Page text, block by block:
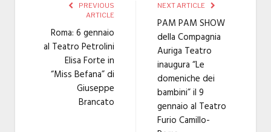
PREVIOUS
ARTICLE
Roma: 6 gennaio
al Teatro Petrolini
Elisa Forte in
“Miss Befana” di
Giuseppe
Brancato
NEXT ARTICLE
PAM PAM SHOW
della Compagnia
Auriga Teatro
inaugura “Le
domeniche dei
bambini” il 9
gennaio al Teatro
Furio Camillo-